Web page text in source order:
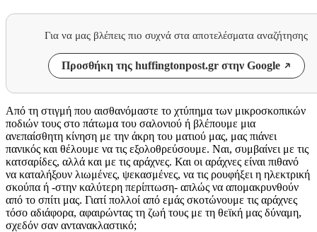
Για να μας βλέπεις πιο συχνά στα αποτελέσματα αναζήτησης
Προσθήκη της huffingtonpost.gr στην Google
Από τη στιγμή που αισθανόμαστε το χτύπημα των μικροσκοπικών
ποδιών τους στο πάτωμα του σαλονιού ή βλέπουμε μια
ανεπαίσθητη κίνηση με την άκρη του ματιού μας, μας πιάνει
πανικός και θέλουμε να τις εξολοθρεύσουμε. Ναι, συμβαίνει με τις
κατσαρίδες, αλλά και με τις αράχνες. Και οι αράχνες είναι πιθανό
να καταλήξουν λιωμένες, ψεκασμένες, να τις ρουφήξει η ηλεκτρική
σκούπα ή -στην καλύτερη περίπτωση- απλώς να απομακρυνθούν
από το σπίτι μας. Γιατί πολλοί από εμάς σκοτώνουμε τις αράχνες
τόσο αδιάφορα, αφαιρώντας τη ζωή τους με τη θεϊκή μας δύναμη,
σχεδόν σαν αντανακλαστικό;